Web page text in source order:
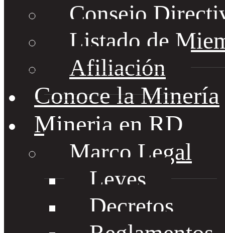
Consejo
Listado de
Afiliación
Conoce la Minería
Mineria en RD
Marco Legal
Leyes
Decretos